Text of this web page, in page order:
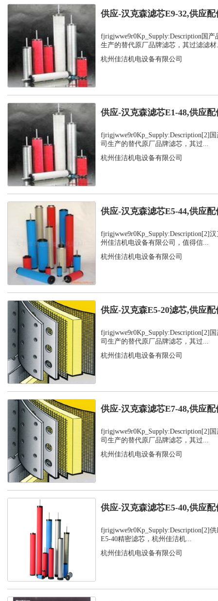
供应-汉克森滤芯E9-32,供应配
fjrigjwwe9r0Kp_Supply:Description国
生产的替代原厂品牌滤芯，其过滤滤材
杭州佳洁机电设备有限公司
供应-汉克森滤芯E1-48,供应配
fjrigjwwe9r0Kp_Supply:Description[2]
司生产的替代原厂品牌滤芯，其过...
杭州佳洁机电设备有限公司
供应-汉克森滤芯E5-44,供应配
fjrigjwwe9r0Kp_Supply:Description[2]
州佳洁机电设备有限公司，值得信...
杭州佳洁机电设备有限公司
供应-汉克森E5-20滤芯,供应配
fjrigjwwe9r0Kp_Supply:Description[2]
司生产的替代原厂品牌滤芯，其过...
杭州佳洁机电设备有限公司
供应-汉克森滤芯E7-48,供应配
fjrigjwwe9r0Kp_Supply:Description[2]
司生产的替代原厂品牌滤芯，其过...
杭州佳洁机电设备有限公司
供应-汉克森滤芯E5-40,供应配
fjrigjwwe9r0Kp_Supply:Description[2]
E5-40精密滤芯，杭州佳洁机...
杭州佳洁机电设备有限公司